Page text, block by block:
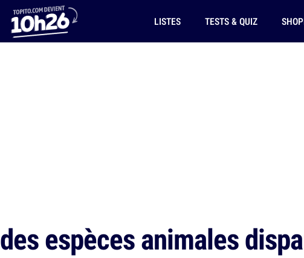
LISTES TESTS & QUIZ
des espèces animales